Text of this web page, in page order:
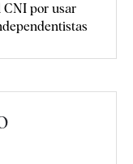
CNI por usar